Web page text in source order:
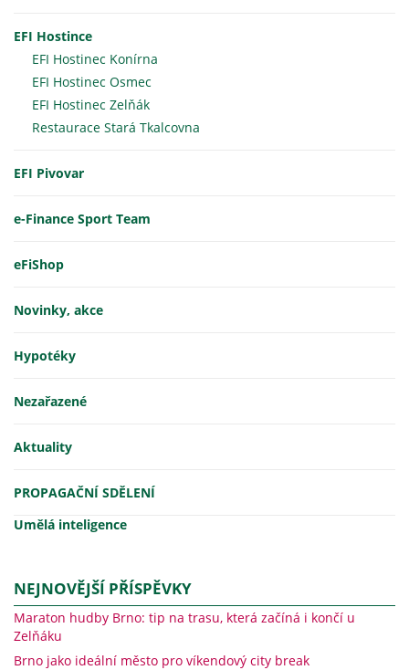
EFI Hostince
EFI Hostinec Konírna
EFI Hostinec Osmec
EFI Hostinec Zelňák
Restaurace Stará Tkalcovna
EFI Pivovar
e-Finance Sport Team
eFiShop
Novinky, akce
Hypotéky
Nezařazené
Aktuality
PROPAGAČNÍ SDĚLENÍ
Umělá inteligence
NEJNOVĚJŠÍ PŘÍSPĚVKY
Maraton hudby Brno: tip na trasu, která začíná i končí u
Zelňáku
Brno jako ideální město pro víkendový city break